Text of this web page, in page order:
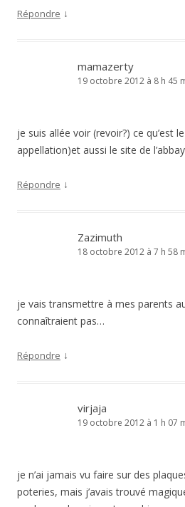
Répondre ↓
mamazerty
19 octobre 2012 à 8 h 45
je suis allée voir (revoir?) ce qu’est
appellation)et aussi le site de
Répondre ↓
Zazimuth
18 octobre 2012 à 7 h 58
je vais transmettre à mes parents
connaîtraient pas…
Répondre ↓
virjaja
19 octobre 2012 à 1 h 07
je n’ai jamais vu faire sur des
poteries, mais j’avais trouvé